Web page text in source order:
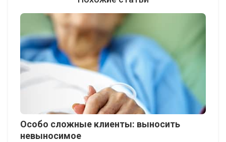
Особо сложные клиенты: выносить
невыносимое